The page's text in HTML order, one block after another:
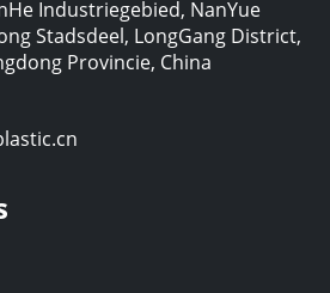
Industriegebied, NanYue
Stadsdeel, LongGang District,
Provincie, China